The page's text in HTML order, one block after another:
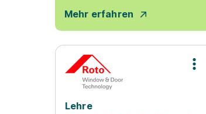
Mehr erfahren
Lehre